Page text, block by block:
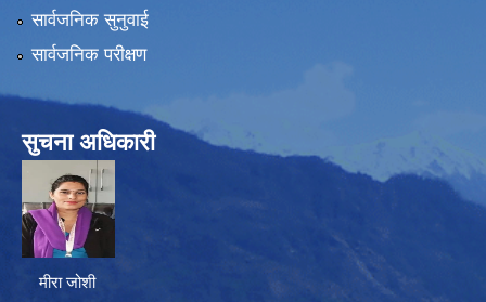
सार्वजनिक सुनुवाई
सार्वजनिक परीक्षण
सुचना अधिकारी
मीरा जोशी